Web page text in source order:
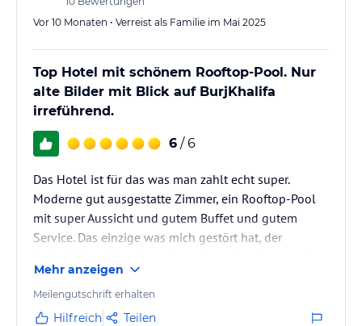
Vor 10 Monaten • Verreist als Familie im Mai 2025
Top Hotel mit schönem Rooftop-Pool. Nur
alte Bilder mit Blick auf BurjKhalifa
irreführend.
6 / 6
Das Hotel ist für das was man zahlt echt super.
Moderne gut ausgestatte Zimmer, ein Rooftop-Pool
mit super Aussicht und gutem Buffet und gutem
Service. Das einzige was mich gestört hat, der
durch ein neues Gebäude der Blick auf den Burj
Khalifa verspert ist.
Mehr anzeigen
Meilengutschrift erhalten
Hilfreich Teilen